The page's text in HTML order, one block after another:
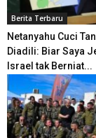
Berita Terbaru
Netanyahu Cuci
Diadili: Biar Saya
Israel tak Berniat...